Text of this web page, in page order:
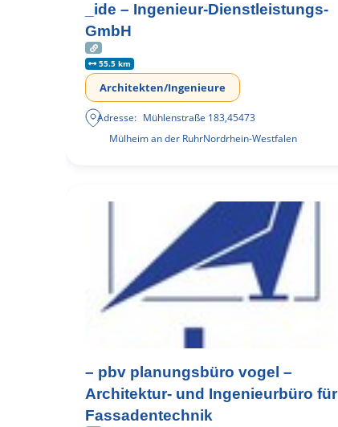
_ide – Ingenieur-Dienstleistungs-
GmbH
55.5 km
Architekten/Ingenieure
Adresse: Mühlenstraße 183,45473
Mülheim an der RuhrNordrhein-Westfalen
– pbv planungsbüro vogel –
Architektur- und Ingenieurbüro für
Fassadentechnik